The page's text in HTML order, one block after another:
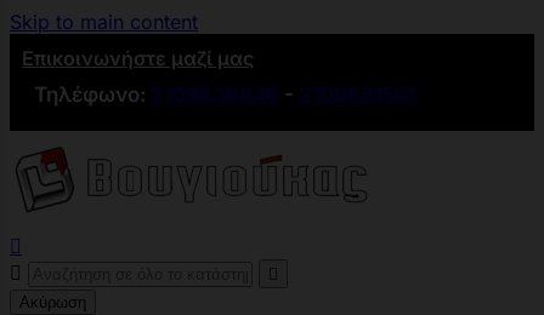
Skip to main content
Επικοινωνήστε μαζί μας
Τηλέφωνο: 2109836846 - 2109881501



Ακύρωση